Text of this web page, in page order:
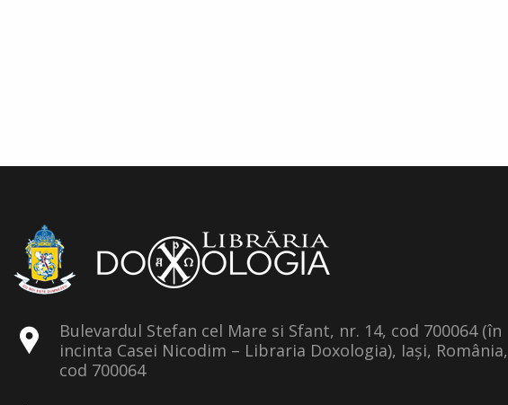
Bulevardul Stefan cel Mare si Sfant, nr. 14, cod 700064 (în
incinta Casei Nicodim – Libraria Doxologia), Iași, România,
cod 700064